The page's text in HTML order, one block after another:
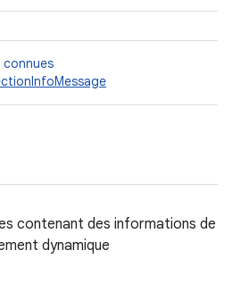
contenant des informations de
dynamique